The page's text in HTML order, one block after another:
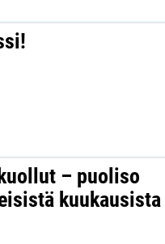
– puoliso
kuukausista